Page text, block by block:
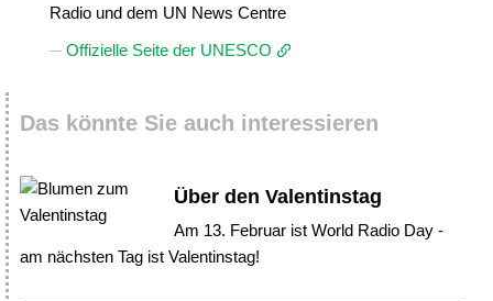
Radio und dem UN News Centre
Offizielle Seite der UNESCO
Das könnte Sie auch interessieren
Über den Valentinstag
Am 13. Februar ist World Radio Day -
am nächsten Tag ist Valentinstag!